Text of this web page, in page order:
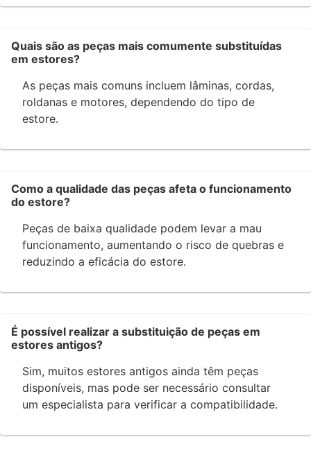
Quais são as peças mais comumente substituídas
em estores?
As peças mais comuns incluem lâminas, cordas,
roldanas e motores, dependendo do tipo de
estore.
Como a qualidade das peças afeta o funcionamento
do estore?
Peças de baixa qualidade podem levar a mau
funcionamento, aumentando o risco de quebras e
reduzindo a eficácia do estore.
É possível realizar a substituição de peças em
estores antigos?
Sim, muitos estores antigos ainda têm peças
disponíveis, mas pode ser necessário consultar
um especialista para verificar a compatibilidade.